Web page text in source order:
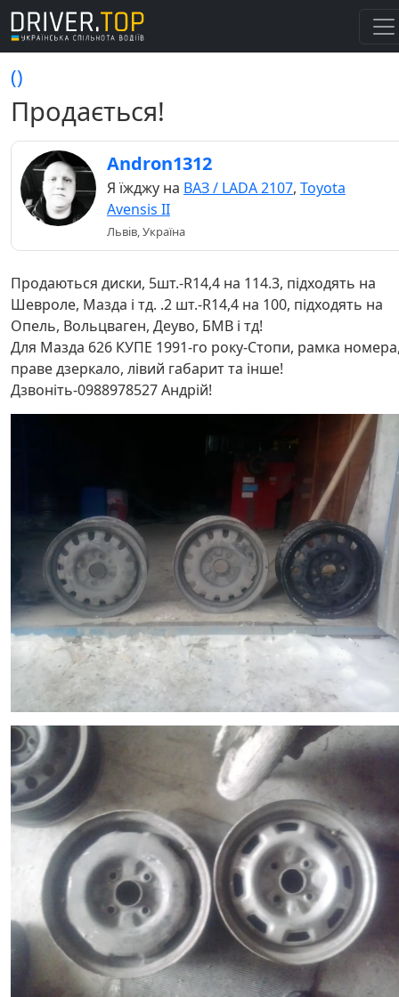
()
Продається!
Andron1312
Я їжджу на ВАЗ / LADA 2107, Toyota
Avensis II
Львів, Україна
Продаються диски, 5шт.-R14,4 на 114.3, підходять на
Шевроле, Мазда і тд. .2 шт.-R14,4 на 100, підходять на
Опель, Вольцваген, Деуво, БМВ і тд!
Для Мазда 626 КУПЕ 1991-го року-Стопи, рамка
праве дзеркало, лівий габарит та інше!
Дзвоніть-0988978527 Андрій!